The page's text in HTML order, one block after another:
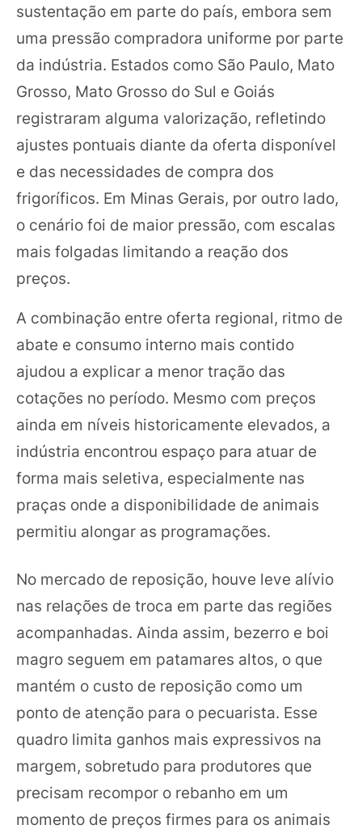
sustentação em parte do país, embora sem
uma pressão compradora uniforme por parte
da indústria. Estados como São Paulo, Mato
Grosso, Mato Grosso do Sul e Goiás
registraram alguma valorização, refletindo
ajustes pontuais diante da oferta disponível
e das necessidades de compra dos
frigoríficos. Em Minas Gerais, por outro lado,
o cenário foi de maior pressão, com escalas
mais folgadas limitando a reação dos
preços.
A combinação entre oferta regional, ritmo de
abate e consumo interno mais contido
ajudou a explicar a menor tração das
cotações no período. Mesmo com preços
ainda em níveis historicamente elevados, a
indústria encontrou espaço para atuar de
forma mais seletiva, especialmente nas
praças onde a disponibilidade de animais
permitiu alongar as programações.
No mercado de reposição, houve leve alívio
nas relações de troca em parte das regiões
acompanhadas. Ainda assim, bezerro e boi
magro seguem em patamares altos, o que
mantém o custo de reposição como um
ponto de atenção para o pecuarista. Esse
quadro limita ganhos mais expressivos na
margem, sobretudo para produtores que
precisam recompor o rebanho em um
momento de preços firmes para os animais